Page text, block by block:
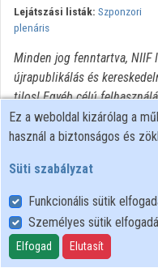
Lejátszási listák: Szponzori
plenáris
Minden jog fenntartva, NIIF
újrapublikálás és
tilos! Egyéb célú
kötött.
Felhasználói szabályzat
Adatkezelési tájékoztató
Süti szabályzat
Ez a weboldal kizárólag a
használ a biztonságos és
Süti szabályzat
Funkcionális sütik
Személyes sütik
Elfogad Elutasít